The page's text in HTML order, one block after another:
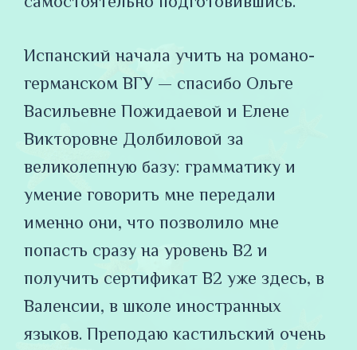
Испанский начала учить на романо-
германском ВГУ — спасибо Ольге
Васильевне Пожидаевой и Елене
Викторовне Долбиловой за
великолепную базу: грамматику и
умение говорить мне передали
именно они, что позволило мне
попасть сразу на уровень В2 и
получить сертификат В2 уже здесь, в
Валенсии, в школе иностранных
языков. Преподаю кастильский очень